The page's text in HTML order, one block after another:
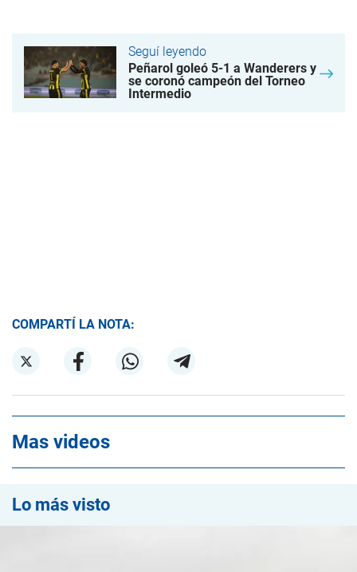
Seguí leyendo
Peñarol goleó 5-1 a Wanderers y
se coronó campeón del Torneo
Intermedio
COMPARTÍ LA NOTA:
Mas videos
Lo más visto